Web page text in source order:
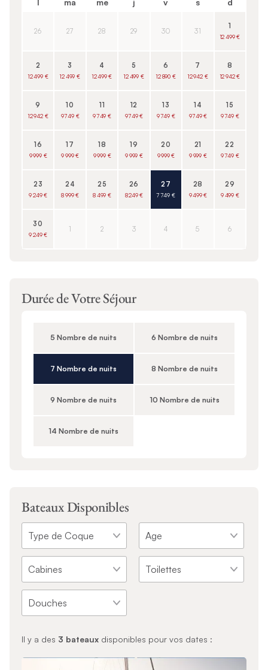
26 27 28 29 30 31
1
12 499 €
2
12 499 €
3
12 499 €
4
12 499 €
5
12 499 €
6
12 890 €
7
12 942 €
8
12 942 €
9
12 942 €
10
9 749 €
11
9 749 €
12
9 749 €
13
9 749 €
14
9 749 €
15
9 749 €
16
9 999 €
17
9 999 €
18
9 999 €
19
9 999 €
20
9 999 €
21
9 999 €
22
9 749 €
23
9 249 €
24
8 999 €
25
8 499 €
26
8 249 €
27
7 749 €
28
9 499 €
29
9 499 €
30
9 249 €
1 2 3 4 5 6
Durée de Votre Séjour
5 Nombre de nuits 6 Nombre de nuits
7 Nombre de nuits 8 Nombre de nuits
9 Nombre de nuits 10 Nombre de nuits
14 Nombre de nuits
Bateaux Disponibles
Il y a des 3 bateauxdisponibles pour vos dates :